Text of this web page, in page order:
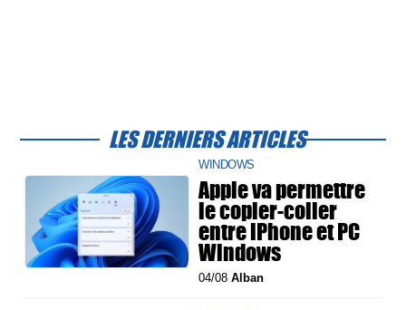
LES DERNIERS ARTICLES
WINDOWS
Apple va permettre
le copier-coller
entre iPhone et PC
Windows
04/08Alban